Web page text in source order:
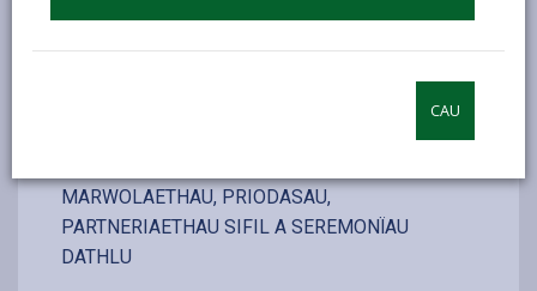
CAU
MARWOLAETHAU, PRIODASAU,
PARTNERIAETHAU SIFIL A SEREMONÏAU
DATHLU